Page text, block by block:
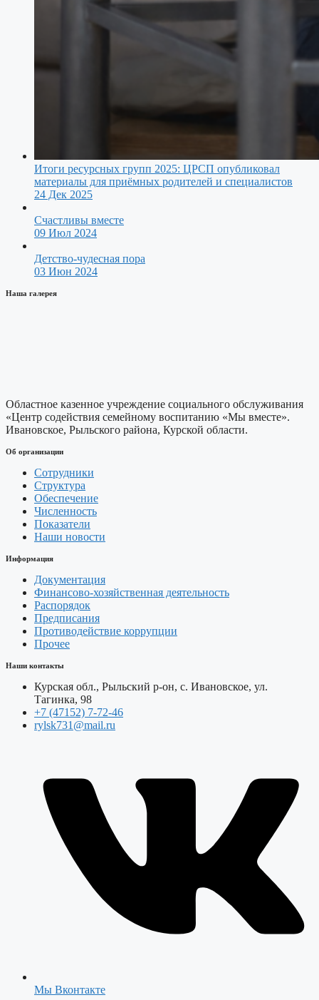
Итоги ресурсных групп 2025: ЦРСП опубликовал
материалы для приёмных родителей и специалистов
24 Дек 2025
Счастливы вместе
09 Июл 2024
Детство-чудесная пора
03 Июн 2024
Наша галерея
Областное казенное учреждение социального обслуживания
«Центр содействия семейному воспитанию «Мы вместе».
Ивановское, Рыльского района, Курской области.
Об организации
Сотрудники
Структура
Обеспечение
Численность
Показатели
Наши новости
Информация
Документация
Финансово-хозяйственная деятельность
Распорядок
Предписания
Противодействие коррупции
Прочее
Наши контакты
Курская обл., Рыльский р-он, с. Ивановское, ул.
Тагинка, 98
+7 (47152) 7-72-46
rylsk731@mail.ru
Мы Вконтакте